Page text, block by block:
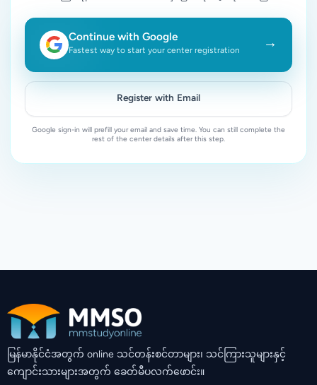
Continue with Google
Fastest way to start your center registration →
Register with Email
Google sign-in will prefill your email and save time. You can still complete the
rest of the center details after this step.
မြန်မာနိုင်ငံအတွက် online သင်တန်းစင်တာများ၊ သင်ကြားသူများနှင့်
ကျောင်းသားများအတွက် ခေတ်မီပလက်ဖောင်း။